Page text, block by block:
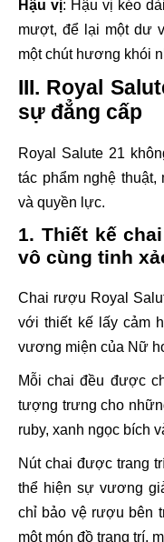
Hậu vị: Hậu vị kéo
mượt, để lại một dư
một chút hương khói
III. Royal
sự đẳng cấp
Royal Salute 21
tác phẩm nghệ
và quyền lực.
1. Thiết kế
vô cùng tinh
Chai rượu Royal
với thiết kế lấy cảm
vương miện của Nữ
Mỗi chai đều được
tượng trưng cho
ruby, xanh ngọc bích
Nút chai được trang
thể hiện sự vương
chỉ bảo vệ rượu bên
một món đồ trang trí,